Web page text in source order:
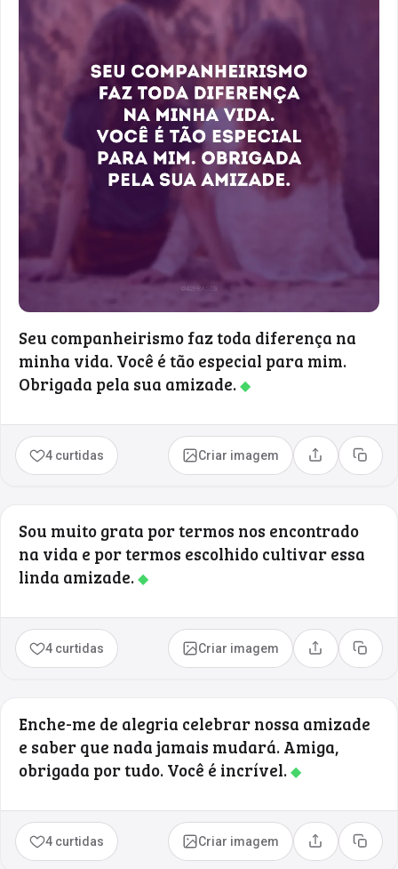
Seu companheirismo faz toda diferença na
minha vida. Você é tão especial para mim.
Obrigada pela sua amizade.◆
4 curtidas Criar imagem Compartilhar
Copiar
Sou muito grata por termos nos encontrado
na vida e por termos escolhido cultivar essa
linda amizade.◆
4 curtidas Criar imagem Compartilhar
Copiar
Enche-me de alegria celebrar nossa amizade
e saber que nada jamais mudará. Amiga,
obrigada por tudo. Você é incrível.◆
4 curtidas Criar imagem Compartilhar
Copiar